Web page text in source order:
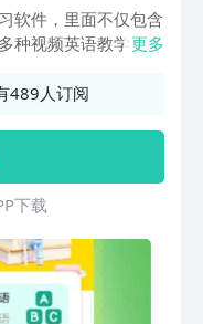
软件，里面不仅包含
种视频英语教学，让
多方位提升；专注模
更多
489人订阅
下载